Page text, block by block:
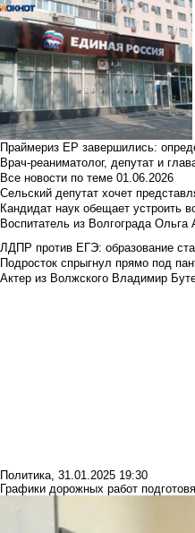
Праймериз ЕР завершились:
Врач-реаниматолог, депутат и
Все новости по теме 01.06.2026
Сельский депутат хочет
Кандидат наук обещает устроить
Воспитатель из Волгограда
ЛДПР против ЕГЭ: образование
Подросток спрыгнул прямо под
Актер из Волжского Владимир
Политика, 31.01.2025 19:30
Графики дорожных работ